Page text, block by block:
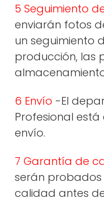
5 Seguimiento
enviarán fotos
un seguimiento
producción, las
6 Envío -El
Profesional
envío.
7 Garantía de
serán
calidad antes